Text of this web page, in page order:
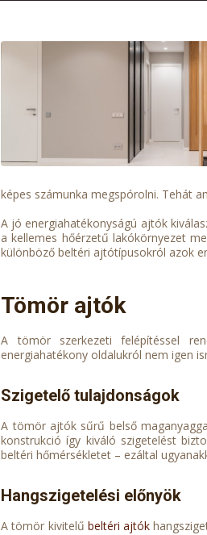
képes számunka megspórolni. Tehát
A jó energiahatékonyságú ajtók
a kellemes hőérzetű lakókörnyezet
különböző beltéri ajtótípusokról azok
Tömör ajtók
A tömör szerkezeti felépítéssel
energiahatékony oldalukról nem igen
Szigetelő tulajdonságok
A tömör ajtók sűrű belső
konstrukció így kiváló szigetelést
beltéri hőmérsékletet – ezáltal
Hangszigetelési előnyök
A tömör kivitelű beltéri ajtók